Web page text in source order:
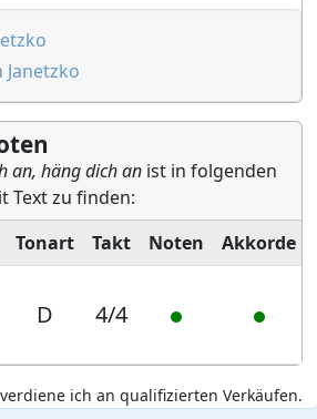
Janetzko
an, häng dich an ist in folgenden
Text zu finden:
Tonart Takt Noten Akkorde
D 4/4
ich an qualifizierten Verkäufen.